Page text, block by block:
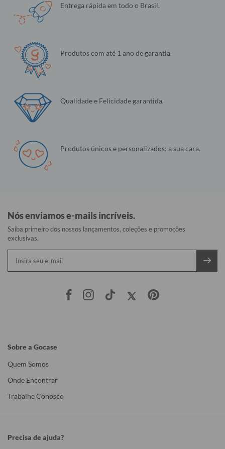
Entrega rápida em todo o Brasil.
Produtos com até 1 ano de garantia.
Qualidade e Felicidade garantida.
Produtos únicos e personalizados: a sua cara.
Nós enviamos e-mails incríveis.
Saiba primeiro dos nossos lançamentos, coleções e promoções
exclusivas.
Sobre a Gocase
Quem Somos
Onde Encontrar
Trabalhe Conosco
Precisa de ajuda?